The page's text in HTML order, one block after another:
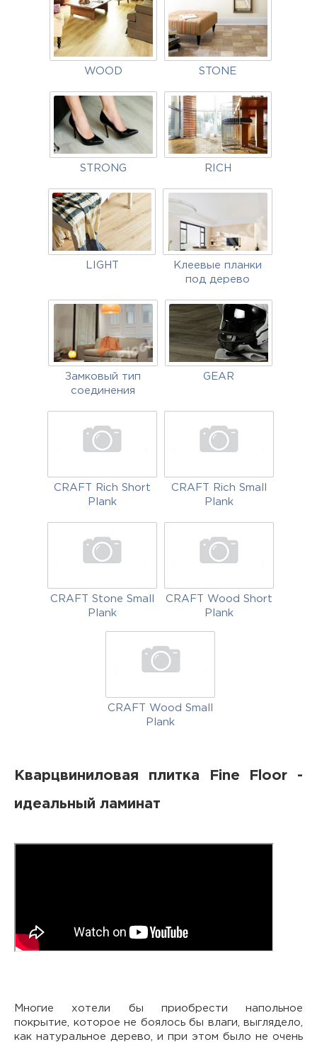
WOOD STONE
STRONG RICH
LIGHT
Клеевые планки
под дерево
Замковый тип
соединения
GEAR
CRAFT Rich Short
Plank
CRAFT Rich Small
Plank
CRAFT Stone Small
Plank
CRAFT Wood Short
Plank
CRAFT Wood Small
Plank
Кварцвиниловая плитка Fine Floor -
идеальный ламинат
Многие хотели бы приобрести напольное
покрытие, которое не боялось бы влаги, выглядело,
как натуральное дерево, и при этом было не очень